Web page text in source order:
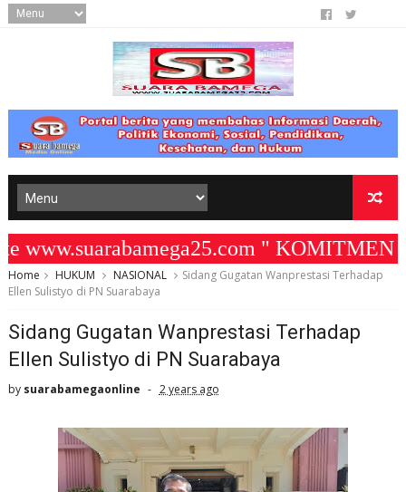
" KOMITMEN
Home HUKUM NASIONAL
Sidang Gugatan Wanprestasi Terhadap
Ellen Sulistyo di PN Suarabaya
Sidang Gugatan Wanprestasi Terhadap
Ellen Sulistyo di PN Suarabaya
by suarabamegaonline 2 years ago